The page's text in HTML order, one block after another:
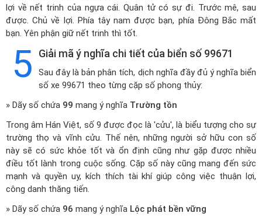
lợi về nết trinh của ngựa cái. Quân tử có sự đi. Trước mê, sau
được. Chủ về lợi. Phía tây nam được bạn, phía Đông Bắc mất
bạn. Yên phận giữ nết trinh thì tốt.
5 Giải mã ý nghĩa chi tiết của biển số 99671
Sau đây là bản phân tích, dịch nghĩa đầy đủ ý nghĩa biển
số xe 99671 theo từng cặp số phong thủy:
» Dãy số chứa 99 mang ý nghĩa Trường tồn
Trong âm Hán Việt, số 9 được đọc là 'cửu', là biểu tượng cho sự
trường thọ và vĩnh cửu. Thế nên, những người sở hữu con số
này sẽ có sức khỏe tốt và ổn định cũng như gặp được nhiều
điều tốt lành trong cuộc sống. Cặp số này cũng mang đến sức
mạnh và quyền uy, kích thích tài khí giúp công việc thuận lợi,
công danh thăng tiến.
» Dãy số chứa 96 mang ý nghĩa Lộc phát bền vững